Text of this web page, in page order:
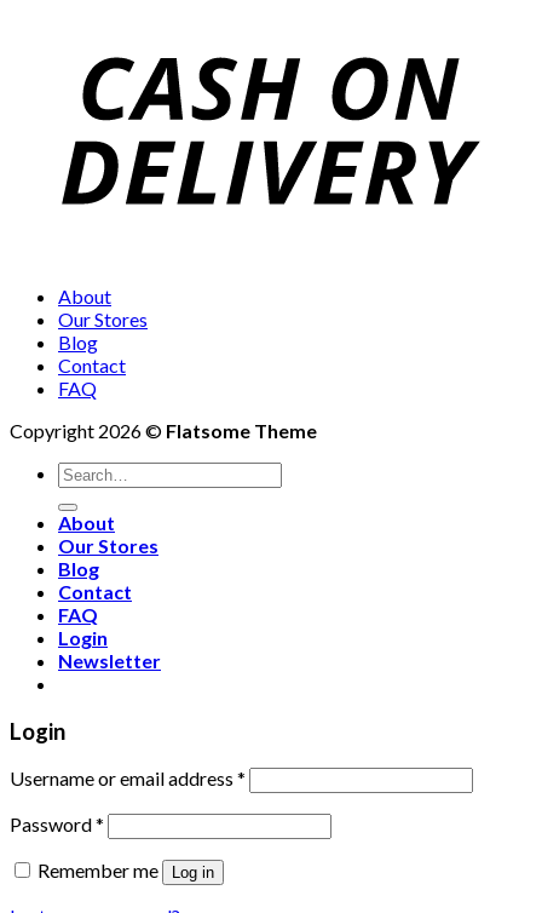
About
Our Stores
Blog
Contact
FAQ
Copyright 2026 © Flatsome Theme
Search
for:
About
Our Stores
Blog
Contact
FAQ
Login
Newsletter
Login
Username or email address *
Password*
Remember me
Log in